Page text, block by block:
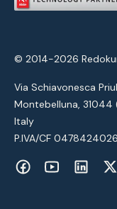
© 2014-2026
Via Schiavonesca
Montebelluna, 31044
Italy
P.IVA/CF